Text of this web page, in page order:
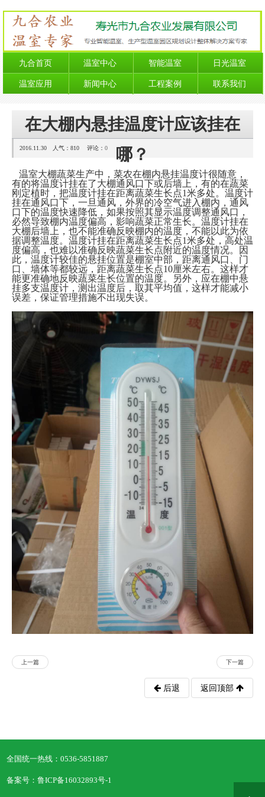
九合首页 温室中心 智能温室 日光温室
温室应用 新闻中心 工程案例 联系我们
在大棚内悬挂温度计应该挂在
哪？
2016.11.30 人气： 810 评论： 0
温室大棚蔬菜生产中，菜农在棚内悬挂温度计很随意，
有的将温度计挂在了大棚通风口下或后墙上，有的在蔬菜
刚定植时，把温度计挂在距离蔬菜生长点1米多处。温度计
挂在通风口下，一旦通风，外界的冷空气进入棚内，通风
口下的温度快速降低，如果按照其显示温度调整通风口，
必然导致棚内温度偏高，影响蔬菜正常生长。温度计挂在
大棚后墙上，也不能准确反映棚内的温度，不能以此为依
据调整温度。温度计挂在距离蔬菜生长点1米多处，高处温
度偏高，也难以准确反映蔬菜生长点附近的温度情况。因
此，温度计较佳的悬挂位置是棚室中部，距离通风口、门
口、墙体等都较远，距离蔬菜生长点10厘米左右。这样才
能更准确地反映蔬菜生长位置的温度。另外，应在棚中悬
挂多支温度计，测出温度后，取其平均值，这样才能减小
误差，保证管理措施不出现失误。
上一篇 下一篇
后退 返回顶部
全国统一热线：0536-5851887
备案号：鲁ICP备16032893号-1